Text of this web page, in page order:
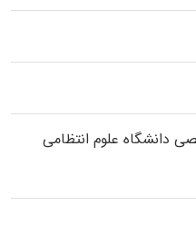
داﻧﺸﮕﺎه ﻋﻠﻮم انتظامی